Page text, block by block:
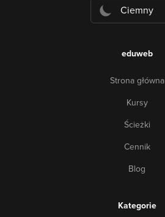
Ciemny
eduweb
Strona główna
Kursy
Ścieżki
Cennik
Blog
Kategorie